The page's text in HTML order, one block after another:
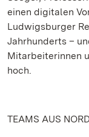
einen digitalen
Ludwigsburger
Jahrhunderts –
Mitarbeiterinnen
hoch.
TEAMS AUS